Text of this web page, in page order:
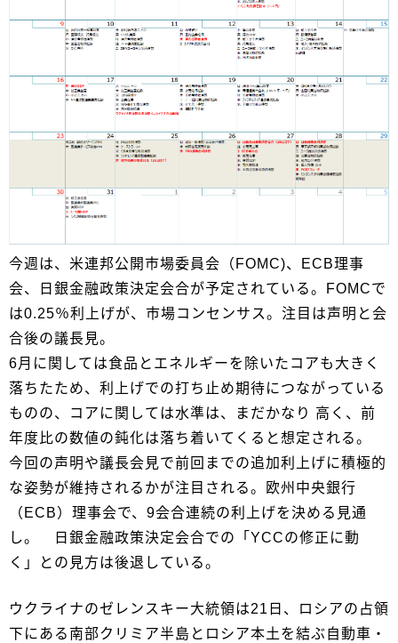
今週は、米連邦公開市場委員会（FOMC)、ECB理事
会、日銀金融政策決定会合が予定されている。FOMCで
は0.25％利上げが、市場コンセンサス。注目は声明と会
合後の議長見。
6月に関しては食品とエネルギーを除いたコアも大きく
落ちたため、利上げでの打ち止め期待につながっている
ものの、コアに関しては水準は、まだかなり 高く、前
年度比の数値の鈍化は落ち着いてくると想定される。
今回の声明や議長会見で前回までの追加利上げに積極的
な姿勢が維持されるかが注目される。欧州中央銀行
（ECB）理事会で、9会合連続の利上げを決める見通
し。 日銀金融政策決定会合での「YCCの修正に動
く」との見方は後退している。
ウクライナのゼレンスキー大統領は21日、ロシアの占領
下にある南部クリミア半島とロシア本土を結ぶ自動車・